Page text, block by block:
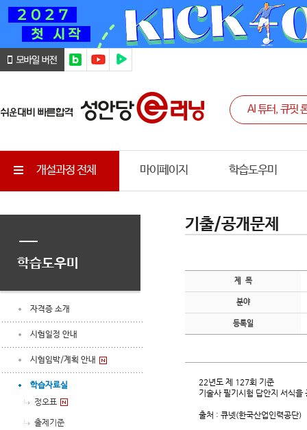
개설과정 전체 마이페이지 학습도우미
학습도우미
자격증 소개
시험일정 안내
시험임박/계획 안내
학습자료실
정오표
출제기준
기출/공개문제
제 목
분야
등록일
22년도 제 127회 기준
기술사 필기시험 답안지 서식
출처 : 큐넷(한국산업인력공단)